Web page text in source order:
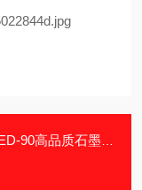
90高品质石墨块